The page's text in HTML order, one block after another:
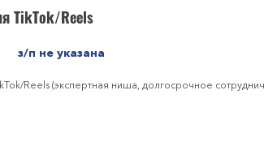
TikTok/Reels
з/п не указана
Reels (экспертная ниша, долгосрочное